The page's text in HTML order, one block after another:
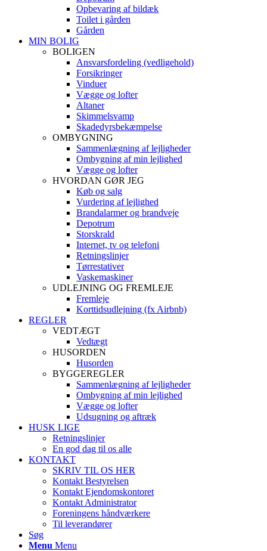
Opbevaring af bildæk
Toilet i gården
Gården
MIN BOLIG
BOLIGEN
Ansvarsfordeling (vedligehold)
Forsikringer
Vinduer
Vægge og lofter
Altaner
Skimmelsvamp
Skadedyrsbekæmpelse
OMBYGNING
Sammenlægning af lejligheder
Ombygning af min lejlighed
Vægge og lofter
HVORDAN GØR JEG
Køb og salg
Vurdering af lejlighed
Brandalarmer og brandveje
Depotrum
Storskrald
Internet, tv og telefoni
Retningslinjer
Tørrestativer
Vaskemaskiner
UDLEJNING OG FREMLEJE
Fremleje
Korttidsudlejning (fx Airbnb)
REGLER
VEDTÆGT
Vedtægt
HUSORDEN
Husorden
BYGGEREGLER
Sammenlægning af lejligheder
Ombygning af min lejlighed
Vægge og lofter
Udsugning og aftræk
HUSK LIGE
Retningslinjer
En god dag til os alle
KONTAKT
SKRIV TIL OS HER
Kontakt Bestyrelsen
Kontakt Ejendomskontoret
Kontakt Administrator
Foreningens håndværkere
Til leverandører
Søg
Menu Menu